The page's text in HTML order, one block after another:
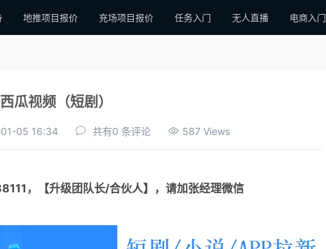
地推项目报价 充场项目报价 任务入门 无人直播 电商入门
西瓜视频（短剧）
05 16:34 共有0 条评论 587 Views
，【升级团队长/合伙人】，请加张经理微信